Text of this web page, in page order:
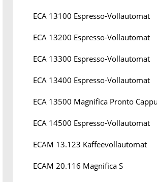
ECA 13100 Espresso-Vollautomat
ECA 13200 Espresso-Vollautomat
ECA 13300 Espresso-Vollautomat
ECA 13400 Espresso-Vollautomat
ECA 13500 Magnifica Pronto
ECA 14500 Espresso-Vollautomat
ECAM 13.123 Kaffeevollautomat
ECAM 20.116 Magnifica S